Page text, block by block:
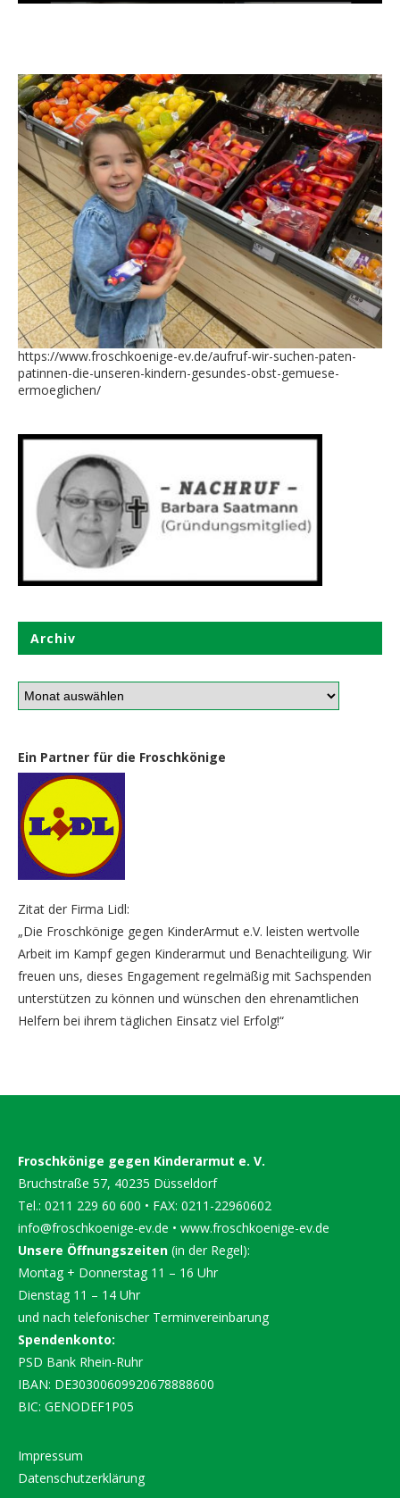
https://www.froschkoenige-ev.de/aufruf-wir-suchen-paten-
patinnen-die-unseren-kindern-gesundes-obst-gemuese-
ermoeglichen/
Archiv
Ein Partner für die Froschkönige
Zitat der Firma Lidl:
„Die Froschkönige gegen KinderArmut e.V. leisten wertvolle
Arbeit im Kampf gegen Kinderarmut und Benachteiligung. Wir
freuen uns, dieses Engagement regelmäßig mit Sachspenden
unterstützen zu können und wünschen den ehrenamtlichen
Helfern bei ihrem täglichen Einsatz viel Erfolg!“
Froschkönige gegen Kinderarmut e. V.
Bruchstraße 57, 40235 Düsseldorf
Tel.: 0211 229 60 600 • FAX: 0211-22960602
info@froschkoenige-ev.de • www.froschkoenige-ev.de
Unsere Öffnungszeiten (in der Regel):
Montag + Donnerstag 11 – 16 Uhr
Dienstag 11 – 14 Uhr
und nach telefonischer Terminvereinbarung
Spendenkonto:
PSD Bank Rhein-Ruhr
IBAN: DE30300609920678888600
BIC: GENODEF1P05
Impressum
Datenschutzerklärung